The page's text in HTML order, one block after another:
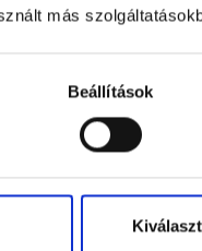
más
Beállítások
66 g
1 699 Ft